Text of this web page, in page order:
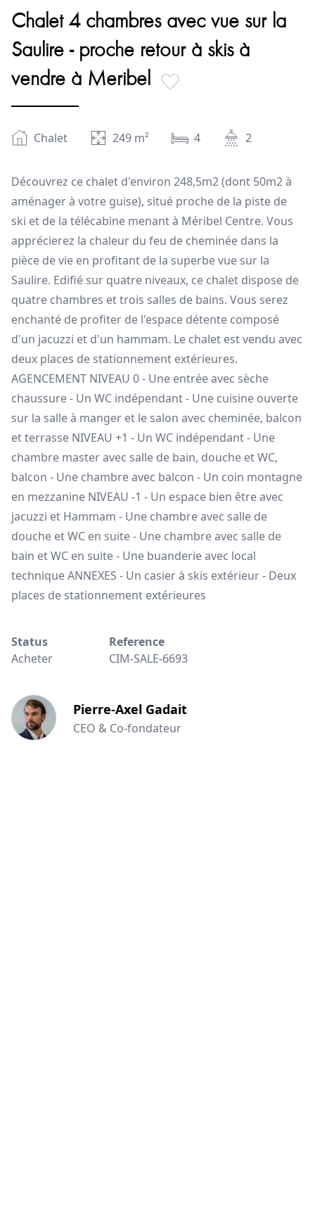
Chalet 4 chambres avec vue sur la
Saulire - proche retour à skis à
vendre à Meribel
Chalet 249 m² 4 2
Découvrez ce chalet d'environ 248,5m2 (dont 50m2 à
aménager à votre guise), situé proche de la piste de
ski et de la télécabine menant à Méribel Centre. Vous
apprécierez la chaleur du feu de cheminée dans la
pièce de vie en profitant de la superbe vue sur la
Saulire. Edifié sur quatre niveaux, ce chalet dispose de
quatre chambres et trois salles de bains. Vous serez
enchanté de profiter de l'espace détente composé
d'un jacuzzi et d'un hammam. Le chalet est vendu avec
deux places de stationnement extérieures.
AGENCEMENT NIVEAU 0 - Une entrée avec sèche
chaussure - Un WC indépendant - Une cuisine ouverte
sur la salle à manger et le salon avec cheminée, balcon
et terrasse NIVEAU +1 - Un WC indépendant - Une
chambre master avec salle de bain, douche et WC,
balcon - Une chambre avec balcon - Un coin montagne
en mezzanine NIVEAU -1 - Un espace bien être avec
jacuzzi et Hammam - Une chambre avec salle de
douche et WC en suite - Une chambre avec salle de
bain et WC en suite - Une buanderie avec local
technique ANNEXES - Un casier à skis extérieur - Deux
places de stationnement extérieures
Status
Acheter
Reference
CIM-SALE-6693
Pierre-Axel Gadait
CEO & Co-fondateur